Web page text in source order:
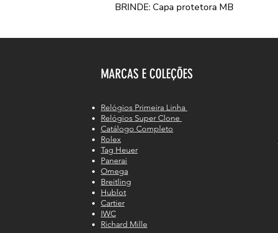
BRINDE: Capa protetora MB
MARCAS E COLEÇÕES
Relógios Primeira Linha
Relógios Super Clone
Catálogo Completo
Rolex
Tag Heuer
Panerai
Omega
Breitling
Hublot
Cartier
IWC
Richard Mille